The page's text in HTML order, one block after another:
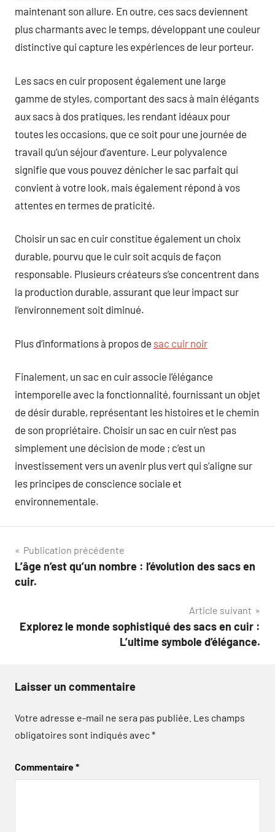
maintenant son allure. En outre, ces sacs deviennent
plus charmants avec le temps, développant une couleur
distinctive qui capture les expériences de leur porteur.
Les sacs en cuir proposent également une large
gamme de styles, comportant des sacs à main élégants
aux sacs à dos pratiques, les rendant idéaux pour
toutes les occasions, que ce soit pour une journée de
travail qu’un séjour d’aventure. Leur polyvalence
signifie que vous pouvez dénicher le sac parfait qui
convient à votre look, mais également répond à vos
attentes en termes de praticité.
Choisir un sac en cuir constitue également un choix
durable, pourvu que le cuir soit acquis de façon
responsable. Plusieurs créateurs s’se concentrent dans
la production durable, assurant que leur impact sur
l’environnement soit diminué.
Plus d’informations à propos de sac cuir noir
Finalement, un sac en cuir associe l’élégance
intemporelle avec la fonctionnalité, fournissant un objet
de désir durable, représentant les histoires et le chemin
de son propriétaire. Choisir un sac en cuir n’est pas
simplement une décision de mode ; c’est un
investissement vers un avenir plus vert qui s’aligne sur
les principes de conscience sociale et
environnementale.
Navigation
de
Publication précédente
L’âge n’est qu’un nombre : l’évolution des sacs en
cuir.
Article suivant
Explorez le monde sophistiqué des sacs en cuir :
L’ultime symbole d’élégance.
Laisser un commentaire
Votre adresse e-mail ne sera pas publiée. Les champs
obligatoires sont indiqués avec*
Commentaire*